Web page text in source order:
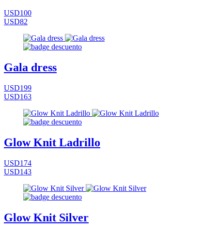
USD100
USD82
Gala dress
USD199
USD163
Glow Knit Ladrillo
USD174
USD143
Glow Knit Silver